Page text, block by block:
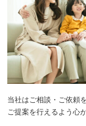
当社はご相談・ご依頼
ご提案を行えるよう心